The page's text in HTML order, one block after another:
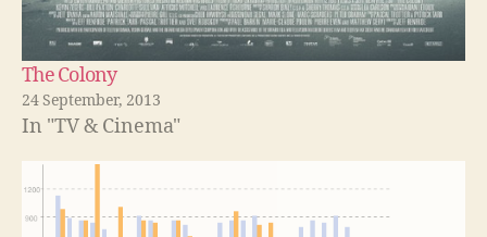
The Colony
24 September, 2013
In "TV & Cinema"